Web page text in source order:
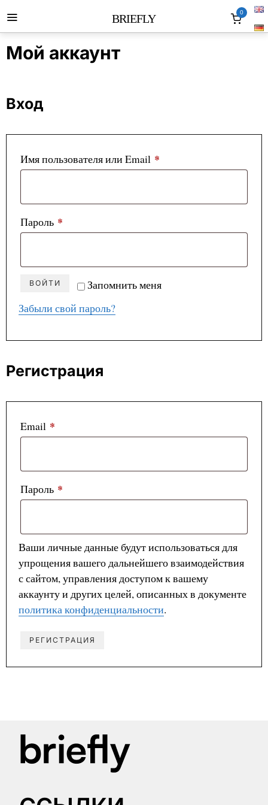
BRIEFLY 0
Мой аккаунт
Вход
Имя пользователя или Email *
Пароль *
Запомнить меня
ВОЙТИ
Забыли свой пароль?
Регистрация
Email *
Пароль *
Ваши личные данные будут использоваться для
упрощения вашего дальнейшего взаимодействия
с сайтом, управления доступом к вашему
аккаунту и других целей, описанных в документе
политика конфиденциальности.
РЕГИСТРАЦИЯ